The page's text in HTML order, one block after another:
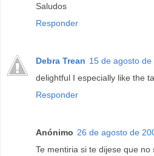
Saludos
Responder
Debra Trean 15 de agosto
delightful I especially like the
Responder
Anónimo 26 de agosto de
Te mentiria si te dijese que no